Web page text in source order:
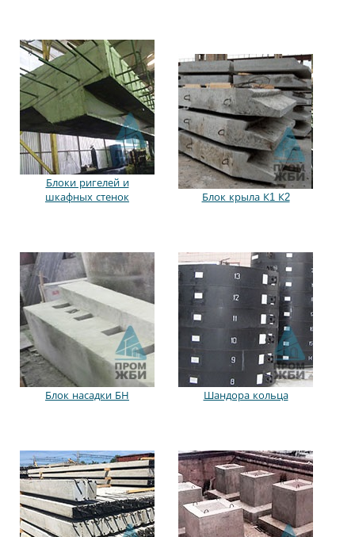
Блоки ригелей и
шкафных стенок
Блок крыла К1 К2
Блок насадки БН Шандора кольца